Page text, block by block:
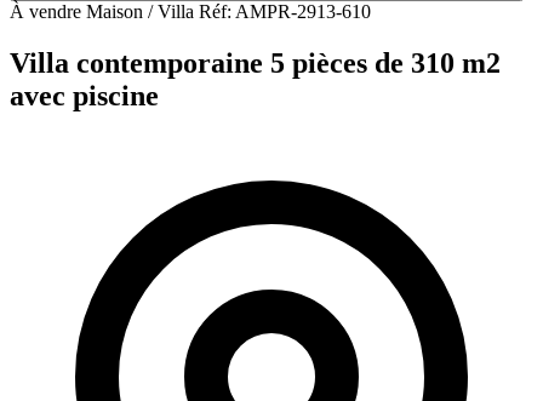
À vendre Maison / Villa Réf: AMPR-2913-610
Villa contemporaine 5 pièces de 310 m2
avec piscine